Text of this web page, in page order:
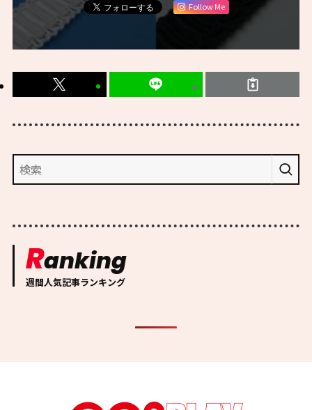
Follow Me
Ranking
週間人気記事ランキング